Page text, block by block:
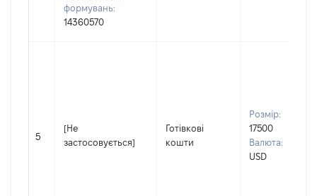
формувань:
14360570
5
[Не
застосовується]
Готівкові
кошти
Розмір:
17500
Валюта:
USD